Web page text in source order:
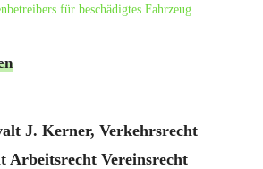
für beschädigtes Fahrzeug
J. Kerner, Verkehrsrecht
Arbeitsrecht Vereinsrecht